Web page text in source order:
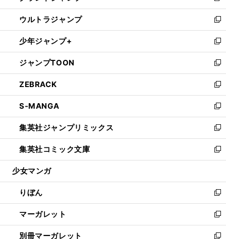
開
く
ウ
で
開
く
ン
ド
ウ
で
開
く
ウ
ィ
ン
ド
ウ
で
開
く
し
い
ウ
ィ
ン
ド
ウ
で
開
く
ウルトラジャンプ
新
し
い
ウ
ィ
ン
ド
ウ
で
開
く
少年ジャンプ+
新
し
い
ウ
ィ
ン
ド
ウ
で
開
く
ジャンプTOON
新
し
い
ウ
ィ
ン
ド
ウ
で
開
ZEBRACK
新
し
い
ウ
ィ
ン
ド
ウ
開
く
S-MANGA
新
し
い
ウ
ィ
ン
ウ
で
開
く
集英社ジャンプリミックス
新
し
い
ウ
ン
ド
ウ
で
開
く
集英社コミック文庫
新
し
ウ
ィ
ン
ド
ウ
で
少女マンガ
りぼん
新
し
い
ウ
ィ
マーガレット
新
し
別冊マーガレット